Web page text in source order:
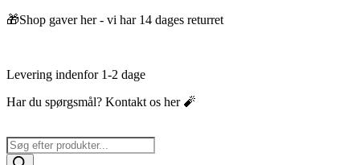
Videre
🎁Shop gaver her - vi har 14 dages returret
Levering indenfor 1-2 dage
Har du spørgsmål? Kontakt os her 🧨
Products
search